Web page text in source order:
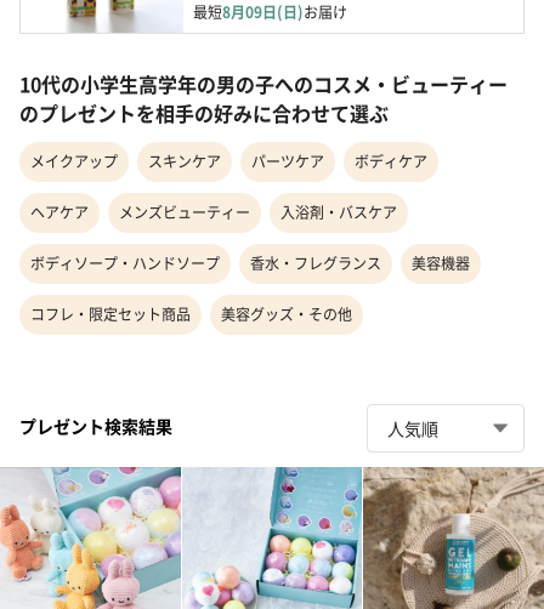
最短8月09日(日)お届け
10代の小学生高学年の男の子へのコスメ・ビューティー
のプレゼントを相手の好みに合わせて選ぶ
メイクアップ スキンケア パーツケア ボディケア
ヘアケア メンズビューティー 入浴剤・バスケア
ボディソープ・ハンドソープ 香水・フレグランス 美容機器
コフレ・限定セット商品 美容グッズ・その他
プレゼント検索結果